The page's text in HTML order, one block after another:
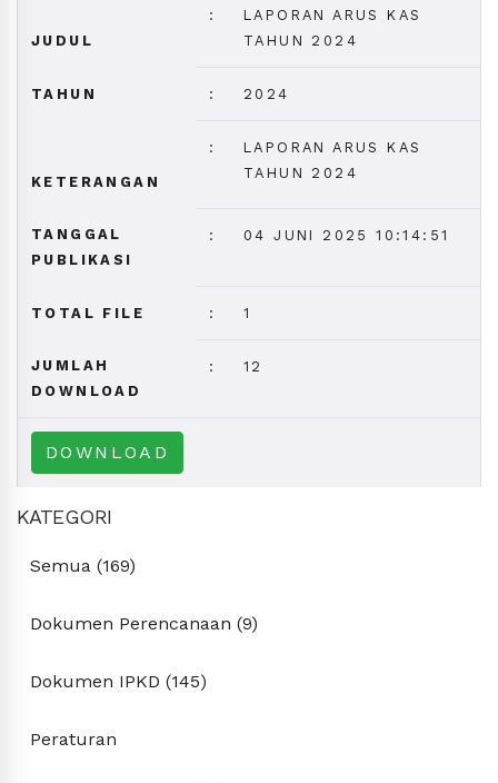
JUDUL
:
LAPORAN ARUS KAS
TAHUN 2024
TAHUN : 2024
KETERANGAN
:
LAPORAN ARUS KAS
TAHUN 2024
TANGGAL
PUBLIKASI
: 04 JUNI 2025 10:14:51
TOTAL FILE : 1
JUMLAH
DOWNLOAD
: 12
DOWNLOAD
KATEGORI
Semua (169)
Dokumen Perencanaan (9)
Dokumen IPKD (145)
Peraturan